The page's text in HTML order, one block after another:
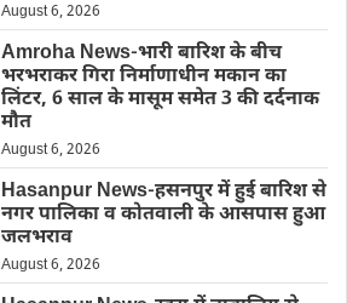
August 6, 2026
Amroha News-भारी बारिश के बीच
भरभराकर गिरा निर्माणाधीन मकान का
लिंटर, 6 साल के मासूम समेत 3 की दर्दनाक
मौत
August 6, 2026
Hasanpur News-हसनपुर में हुई बारिश से
नगर पालिका व कोतवाली के आसपास हुआ
जलभराव
August 6, 2026